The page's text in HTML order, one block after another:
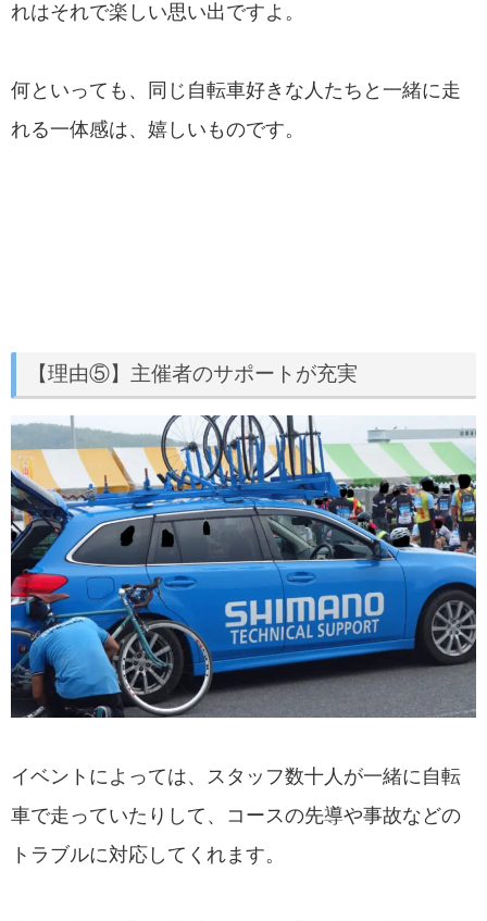
れはそれで楽しい思い出ですよ。
何といっても、同じ自転車好きな人たちと一緒に走
れる一体感は、嬉しいものです。
【理由⑤】主催者のサポートが充実
イベントによっては、スタッフ数十人が一緒に自転
車で走っていたりして、コースの先導や事故などの
トラブルに対応してくれます。